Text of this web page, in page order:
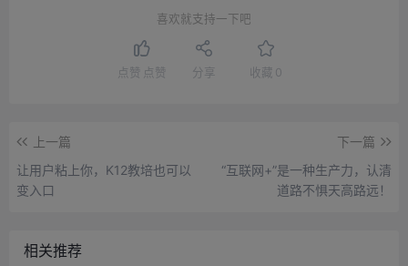
喜欢就支持一下吧
点赞 点赞 分享 收藏 0
上一篇
让用户粘上你，K12教培也可以
变入口
下一篇
“互联网+”是一种生产力，认清
道路不惧天高路远！
相关推荐